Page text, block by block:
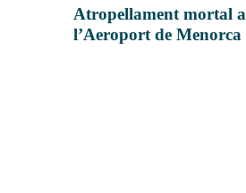
Atropellament mortal a
l’Aeroport de Menorca